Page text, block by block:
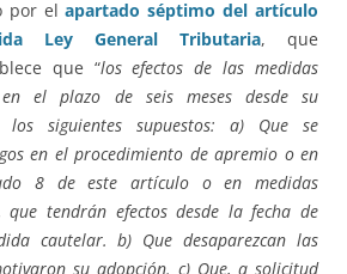
por elapartado séptimo del artículo
Ley General Tributaria, que
que “los efectos de las medidas
en el plazo de seis meses desde su
los siguientes supuestos: a) Que se
en el procedimiento de apremio o en
8 de este artículo o en medidas
que tendrán efectos desde la fecha de
cautelar. b) Que desaparezcan las
su adopción. c) Que, a solicitud